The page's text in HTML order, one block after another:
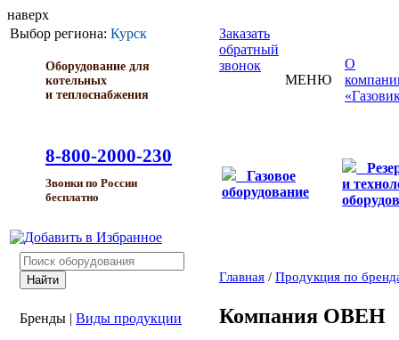
наверх
Выбор региона: Курск
Оборудование для
котельных
и теплоснабжения
8-800-2000-230
Звонки по России
бесплатно
Заказать
обратный
звонок
МЕНЮ
О
Газовое
оборудование
и
Бренды | Виды продукции
Главная / Продукция по
Компания ОВЕН